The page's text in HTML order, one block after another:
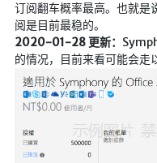
订阅翻车概率最高。也就
阅是目前最稳的。
2020-01-28 更新：
的情况，目前来看可能会走
百度解析_备
文字重排
id查手机号
注册接码
临时Gmail